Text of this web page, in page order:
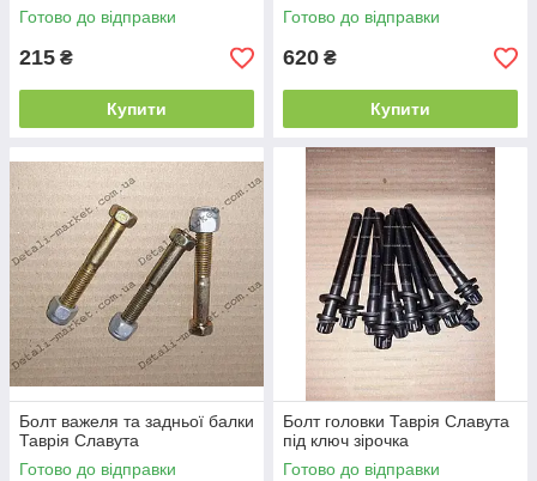
Готово до відправки
215 ₴
Купити
Готово до відправки
620 ₴
Купити
Болт важеля та задньої балки
Таврія Славута
Готово до відправки
Болт головки Таврія Славута
під ключ зірочка
Готово до відправки